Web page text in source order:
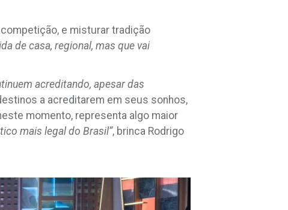
e misturar tradição
de casa, regional, mas que vai
acreditando, apesar das
a acreditarem em seus sonhos,
momento, representa algo maior
mais legal do Brasil”, brinca Rodrigo